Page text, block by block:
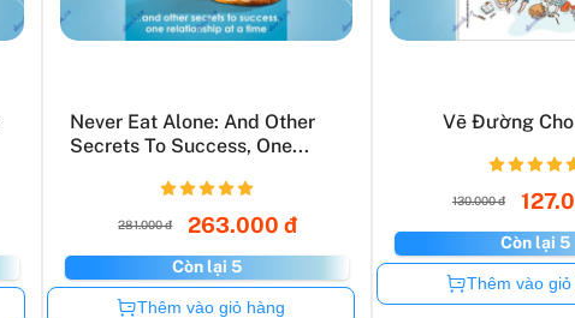
Never Eat Alone: And Other
Secrets To Success, One...
281.000 đ 263.000 đ
Còn lại 5
Còn hàng
Thêm vào giỏ hàng
Vẽ Đường
130.000 đ
Còn lại 5
Còn hàng
Thêm vào giỏ